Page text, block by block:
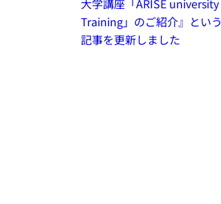
大学講座「ARISE university
Training」のご紹介』という
記事を更新しました